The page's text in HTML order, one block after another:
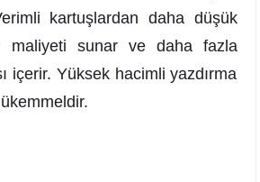
kartuşlardan daha düşük
maliyeti sunar ve daha fazla
içerir. Yüksek hacimli yazdırma